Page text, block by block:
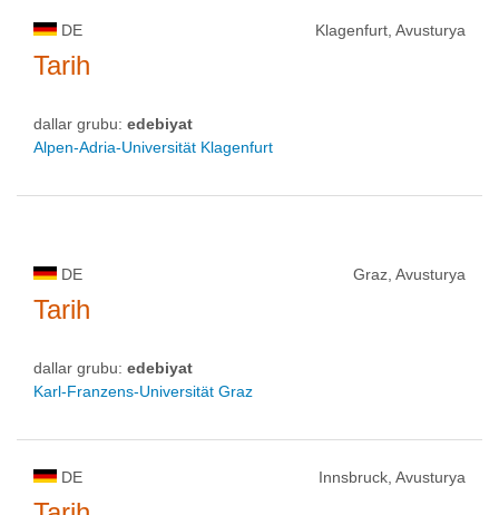
DE Klagenfurt, Avusturya
Tarih
dallar grubu: edebiyat
Alpen-Adria-Universität Klagenfurt
DE Graz, Avusturya
Tarih
dallar grubu: edebiyat
Karl-Franzens-Universität Graz
DE Innsbruck, Avusturya